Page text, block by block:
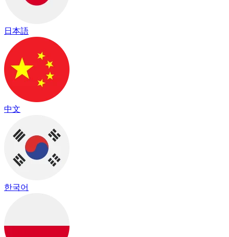
日本語
中文
한국어